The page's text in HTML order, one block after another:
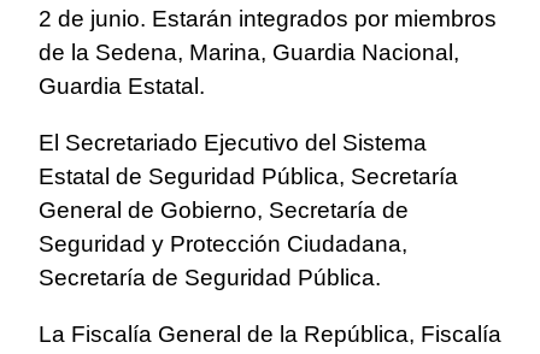
2 de junio. Estarán integrados por miembros
de la Sedena, Marina, Guardia Nacional,
Guardia Estatal.
El Secretariado Ejecutivo del Sistema
Estatal de Seguridad Pública, Secretaría
General de Gobierno, Secretaría de
Seguridad y Protección Ciudadana,
Secretaría de Seguridad Pública.
La Fiscalía General de la República, Fiscalía